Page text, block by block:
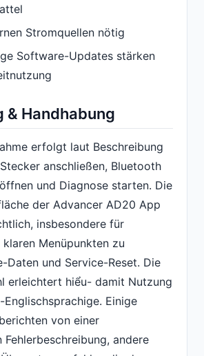
Stromquellen nötig
Software-Updates stärken
& Handhabung
erfolgt laut Beschreibung
anschließen, Bluetooth
und Diagnose starten. Die
der Advancer AD20 App
insbesondere für
Menüpunkten zu
Daten und Service-Reset. Die
erleichtert hiểu- damit Nutzung
Einige
von einer
Fehlerbeschreibung, andere